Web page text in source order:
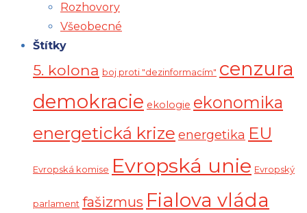
Rozhovory
Všeobecné
Štítky
5. kolona boj proti "dezinformacím" cenzura
demokracie ekologie ekonomika
energetická krize energetika EU
Evropská komise Evropská unie Evropský
parlament fašizmus Fialova vláda